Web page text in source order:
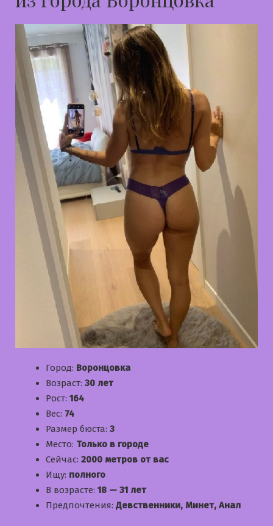
Город: Воронцовка
Возраст: 30 лет
Рост: 164
Вес: 74
Размер бюста: 3
Место: Только в городе
Сейчас: 2000 метров от вас
Ищу: полного
В возрасте: 18 — 31 лет
Предпочтения: Девственники, Минет, Анал